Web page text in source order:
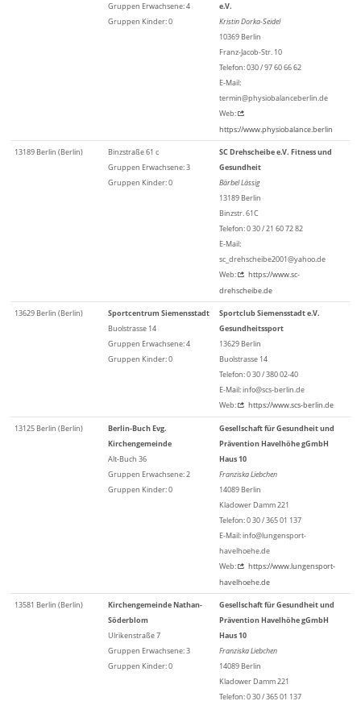
Gruppen Erwachsene: 4
Gruppen Kinder: 0
e.V.
Kristin Dorka-Seidel
10369 Berlin
Franz-Jacob-Str. 10
Telefon: 030 / 97 60 66 62
E-Mail:
termin@physiobalanceberlin.de
Web:
https://www.physiobalance.berlin
13189 Berlin (Berlin)
Binzstraße 61 c
Gruppen Erwachsene: 3
Gruppen Kinder: 0
SC Drehscheibe e.V. Fitness und
Gesundheit
Bärbel Lässig
13189 Berlin
Binzstr. 61C
Telefon: 0 30 / 21 60 72 82
E-Mail:
sc_drehscheibe2001@yahoo.de
Web:
https://www.sc-
drehscheibe.de
13629 Berlin (Berlin)
Sportcentrum Siemensstadt
Buolstrasse 14
Gruppen Erwachsene: 4
Gruppen Kinder: 0
Sportclub Siemensstadt e.V.
Gesundheitssport
13629 Berlin
Buolstrasse 14
Telefon: 0 30 / 380 02-40
E-Mail: info@scs-berlin.de
Web:
https://www.scs-berlin.de
13125 Berlin (Berlin)
Berlin-Buch Evg.
Kirchengemeinde
Alt-Buch 36
Gruppen Erwachsene: 2
Gruppen Kinder: 0
Gesellschaft für Gesundheit und
Prävention Havelhöhe gGmbH
Haus 10
Franziska Liebchen
14089 Berlin
Kladower Damm 221
Telefon: 0 30 / 365 01 137
E-Mail: info@lungensport-
havelhoehe.de
Web:
https://www.lungensport-
havelhoehe.de
13581 Berlin (Berlin)
Kirchengemeinde Nathan-
Söderblom
Ulrikenstraße 7
Gruppen Erwachsene: 3
Gruppen Kinder: 0
Gesellschaft für Gesundheit und
Prävention Havelhöhe gGmbH
Haus 10
Franziska Liebchen
14089 Berlin
Kladower Damm 221
Telefon: 0 30 / 365 01 137